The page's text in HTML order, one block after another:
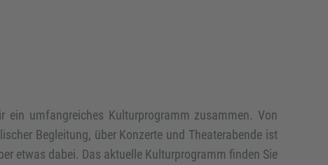
ein umfangreiches Kulturprogramm zusammen. Von
Begleitung, über Konzerte und Theaterabende ist
etwas dabei. Das aktuelle Kulturprogramm finden Sie